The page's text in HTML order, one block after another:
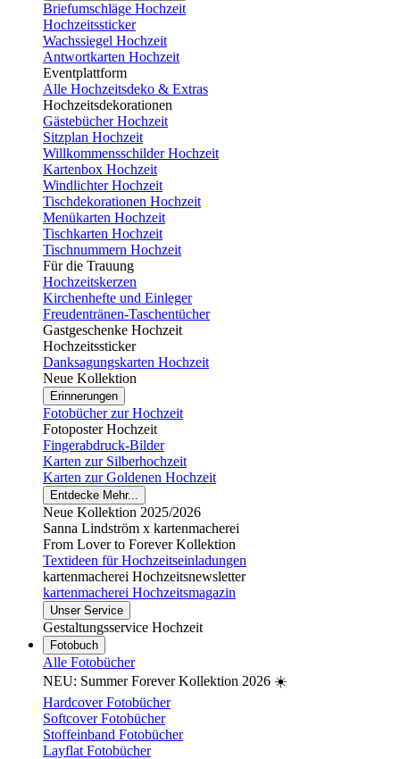
Briefumschläge Hochzeit
Hochzeitssticker
Wachssiegel Hochzeit
Antwortkarten Hochzeit
Eventplattform
Alle Hochzeitsdeko & Extras
Hochzeitsdekorationen
Gästebücher Hochzeit
Sitzplan Hochzeit
Willkommensschilder Hochzeit
Kartenbox Hochzeit
Windlichter Hochzeit
Tischdekorationen Hochzeit
Menükarten Hochzeit
Tischkarten Hochzeit
Tischnummern Hochzeit
Für die Trauung
Hochzeitskerzen
Kirchenhefte und Einleger
Freudentränen-Taschentücher
Gastgeschenke Hochzeit
Hochzeitssticker
Danksagungskarten Hochzeit
Neue Kollektion
Erinnerungen
Fotobücher zur Hochzeit
Fotoposter Hochzeit
Fingerabdruck-Bilder
Karten zur Silberhochzeit
Karten zur Goldenen Hochzeit
Entdecke Mehr...
Neue Kollektion 2025/2026
Sanna Lindström x kartenmacherei
From Lover to Forever Kollektion
Textideen für Hochzeitseinladungen
kartenmacherei Hochzeitsnewsletter
kartenmacherei Hochzeitsmagazin
Unser Service
Gestaltungsservice Hochzeit
Fotobuch
Alle Fotobücher
NEU: Summer Forever Kollektion 2026 ☀️
Hardcover Fotobücher
Softcover Fotobücher
Stoffeinband Fotobücher
Layflat Fotobücher